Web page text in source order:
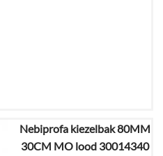
€54,63
€39,77
Nebiprofa kiezelbak 80MM
30CM MO lood 30014340